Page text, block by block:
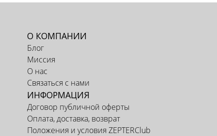
О КОМПАНИИ
Блог
Миссия
О нас
Связаться с нами
ИНФОРМАЦИЯ
Договор публичной оферты
Оплата, доставка, возврат
Положения и условия ZEPTERClub